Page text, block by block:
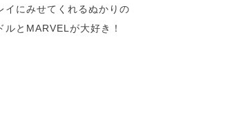
イにみせてくれるぬかりの
とMARVELが大好き！